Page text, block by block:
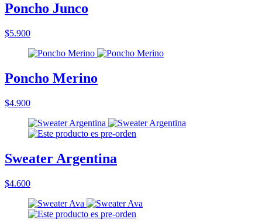
Poncho Junco
$5.900
Poncho Merino
$4.900
Sweater Argentina
$4.600